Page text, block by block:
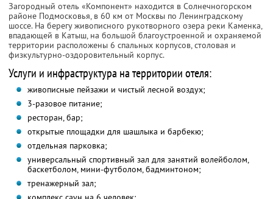
Загородный отель «Компонент» находится в Солнечногорском
районе Подмосковья, в 60 км от Москвы по Ленинградскому
шоссе. На берегу живописного рукотворного озера реки Каменка,
впадающей в Катыш, на большой благоустроенной и охраняемой
территории расположены 6 спальных корпусов, столовая и
физкультурно-оздоровительный корпус.
Услуги и инфраструктура на территории отеля:
живописные пейзажи и чистый лесной воздух;
3-разовое питание;
ресторан, бар;
открытые площадки для шашлыка и барбекю;
отдельная парковка;
универсальный спортивный зал для занятий волейболом,
баскетболом, мини-футболом, бадминтоном;
тренажерный зал;